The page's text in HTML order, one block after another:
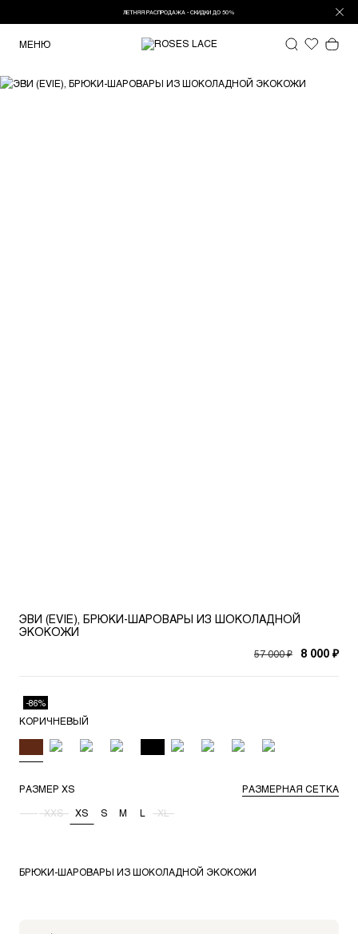
ЛЕТНЯЯ РАСПРОДАЖА - СКИДКИ ДО 50%
МЕНЮ
ЭВИ (EVIE), БРЮКИ-ШАРОВАРЫ ИЗ ШОКОЛАДНОЙ
ЭКОКОЖИ
8 000 ₽
57 000 ₽
-86%
БРЮКИ-ШАРОВАРЫ ИЗ ШОКОЛАДНОЙ ЭКОКОЖИ
КОРИЧНЕВЫЙ
РАЗМЕР XS РАЗМЕРНАЯ СЕТКА
- XXS XS S M L XL